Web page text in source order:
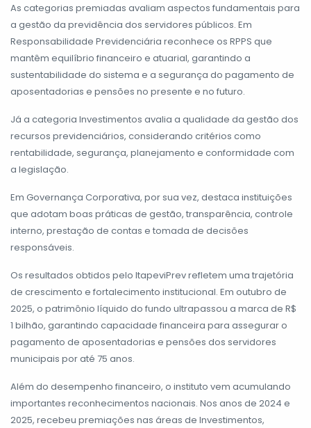
As categorias premiadas avaliam aspectos fundamentais para
a gestão da previdência dos servidores públicos. Em
Responsabilidade Previdenciária reconhece os RPPS que
mantêm equilíbrio financeiro e atuarial, garantindo a
sustentabilidade do sistema e a segurança do pagamento de
aposentadorias e pensões no presente e no futuro.
Já a categoria Investimentos avalia a qualidade da gestão dos
recursos previdenciários, considerando critérios como
rentabilidade, segurança, planejamento e conformidade com
a legislação.
Em Governança Corporativa, por sua vez, destaca instituições
que adotam boas práticas de gestão, transparência, controle
interno, prestação de contas e tomada de decisões
responsáveis.
Os resultados obtidos pelo ItapeviPrev refletem uma trajetória
de crescimento e fortalecimento institucional. Em outubro de
2025, o patrimônio líquido do fundo ultrapassou a marca de R$
1 bilhão, garantindo capacidade financeira para assegurar o
pagamento de aposentadorias e pensões dos servidores
municipais por até 75 anos.
Além do desempenho financeiro, o instituto vem acumulando
importantes reconhecimentos nacionais. Nos anos de 2024 e
2025, recebeu premiações nas áreas de Investimentos,